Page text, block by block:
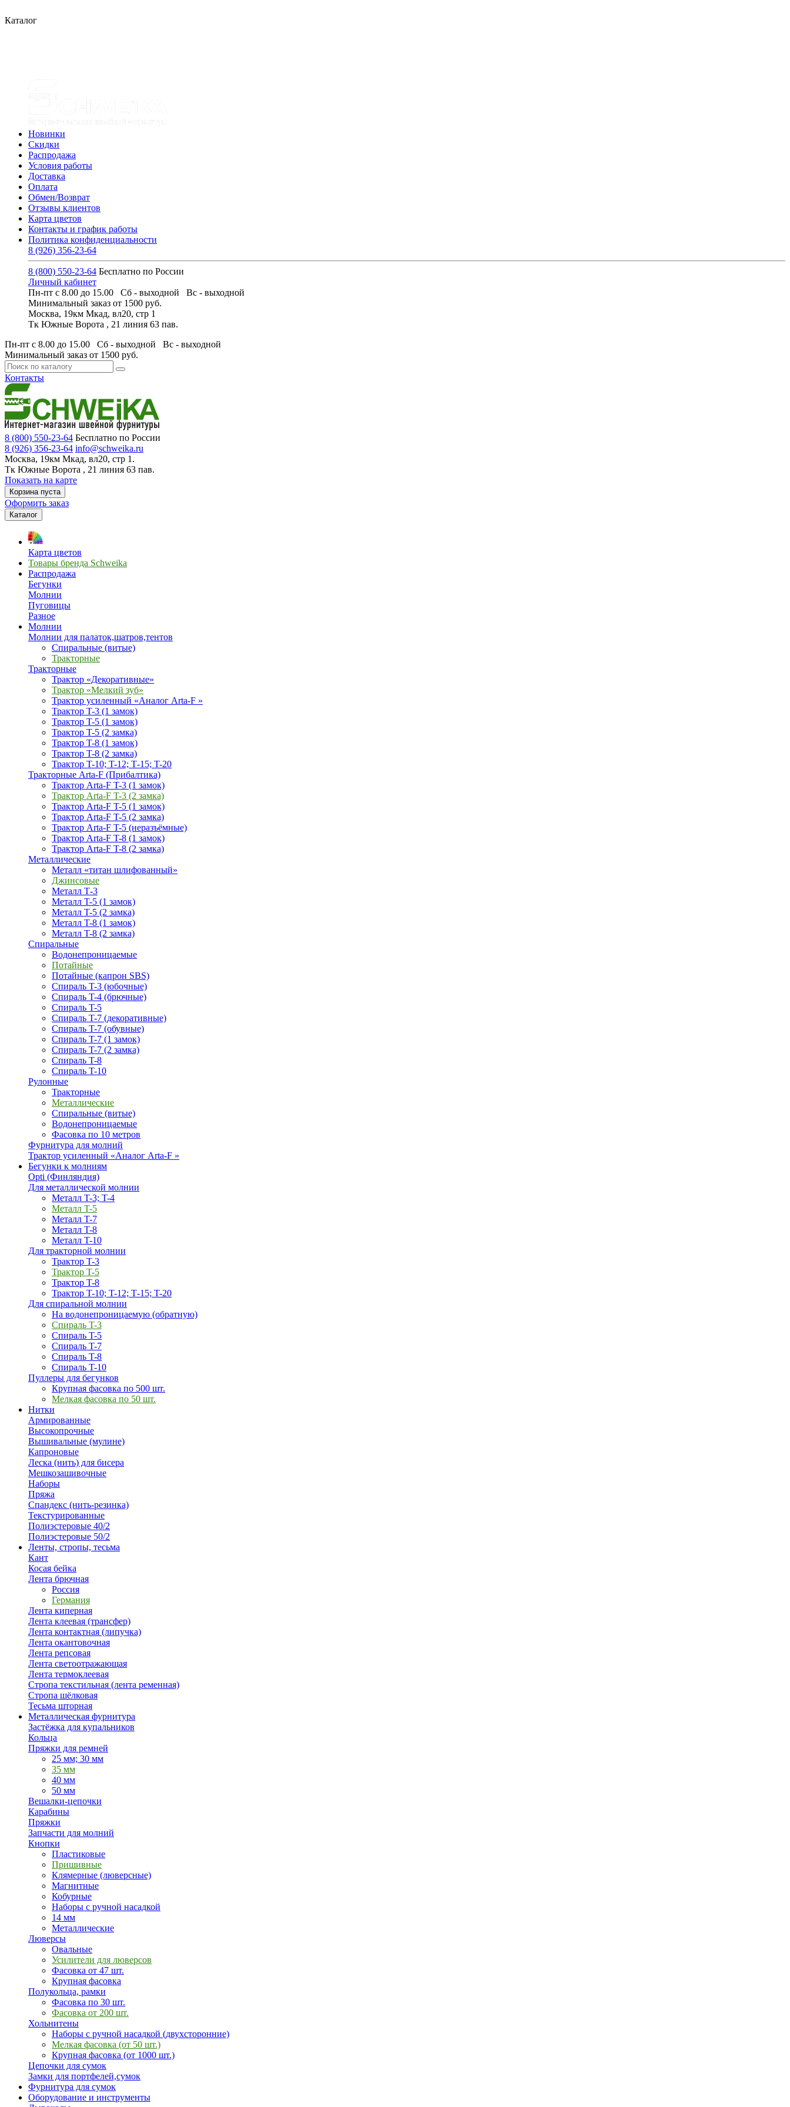
Каталог
Новинки
Скидки
Распродажа
Условия работы
Доставка
Оплата
Обмен/Возврат
Отзывы клиентов
Карта цветов
Контакты и график работы
Политика конфиденциальности
8 (926) 356-23-64
8 (800) 550-23-64 Бесплатно по России
Личный кабинет
Пн-пт с 8.00 до 15.00 Сб - выходной Вс - выходной
Минимальный заказ от 1500 руб.
Москва, 19км Мкад, вл20, стр 1
Тк Южные Ворота , 21 линия 63 пав.
Пн-пт с 8.00 до 15.00 Сб - выходной Вс - выходной
Минимальный заказ от 1500 руб.
Контакты
8 (800) 550-23-64 Бесплатно по России
8 (926) 356-23-64 info@schweika.ru
Москва, 19км Мкад, вл20, стр 1.
Тк Южные Ворота , 21 линия 63 пав.
Показать на карте
Корзина пуста
Оформить заказ
Каталог
Карта цветов
Товары бренда Schweika
Распродажа
Бегунки
Молнии
Пуговицы
Разное
Молнии
Молнии для палаток,шатров,тентов
Спиральные (витые)
Тракторные
Тракторные
Трактор «Декоративные»
Трактор «Мелкий зуб»
Трактор усиленный «Аналог Arta-F »
Трактор T-3 (1 замок)
Трактор T-5 (1 замок)
Трактор T-5 (2 замка)
Трактор T-8 (1 замок)
Трактор T-8 (2 замка)
Трактор T-10; T-12; Т-15; T-20
Тракторные Arta-F (Прибалтика)
Трактор Arta-F T-3 (1 замок)
Трактор Arta-F T-3 (2 замка)
Трактор Arta-F T-5 (1 замок)
Трактор Arta-F T-5 (2 замка)
Трактор Arta-F T-5 (неразъёмные)
Трактор Arta-F T-8 (1 замок)
Трактор Arta-F T-8 (2 замка)
Металлические
Металл «титан шлифованный»
Джинсовые
Металл Т-3
Металл T-5 (1 замок)
Металл T-5 (2 замка)
Металл T-8 (1 замок)
Металл T-8 (2 замка)
Спиральные
Водонепроницаемые
Потайные
Потайные (капрон SBS)
Спираль T-3 (юбочные)
Спираль T-4 (брючные)
Спираль T-5
Спираль T-7 (декоративные)
Спираль T-7 (обувные)
Спираль T-7 (1 замок)
Спираль T-7 (2 замка)
Спираль T-8
Спираль T-10
Рулонные
Тракторные
Металлические
Спиральные (витые)
Водонепроницаемые
Фасовка по 10 метров
Фурнитура для молний
Трактор усиленный «Аналог Arta-F »
Бегунки к молниям
Opti (Финляндия)
Для металлической молнии
Металл T-3; T-4
Металл T-5
Металл T-7
Металл T-8
Металл T-10
Для тракторной молнии
Трактор T-3
Трактор T-5
Трактор T-8
Трактор T-10; T-12; Т-15; T-20
Для спиральной молнии
На водонепроницаемую (обратную)
Спираль T-3
Спираль T-5
Спираль T-7
Спираль T-8
Спираль T-10
Пуллеры для бегунков
Крупная фасовка по 500 шт.
Мелкая фасовка по 50 шт.
Нитки
Армированные
Высокопрочные
Вышивальные (мулине)
Капроновые
Леска (нить) для бисера
Мешкозашивочные
Наборы
Пряжа
Спандекс (нить-резинка)
Текстурированные
Полиэстеровые 40/2
Полиэстеровые 50/2
Ленты, стропы, тесьма
Кант
Косая бейка
Лента брючная
Россия
Германия
Лента киперная
Лента клеевая (трансфер)
Лента контактная (липучка)
Лента окантовочная
Лента репсовая
Лента светоотражающая
Лента термоклеевая
Стропа текстильная (лента ременная)
Стропа шёлковая
Тесьма шторная
Металлическая фурнитура
Застёжка для купальников
Кольца
Пряжки для ремней
25 мм; 30 мм
35 мм
40 мм
50 мм
Вешалки-цепочки
Карабины
Пряжки
Запчасти для молний
Кнопки
Пластиковые
Пришивные
Клямерные (люверсные)
Магнитные
Кобурные
Наборы с ручной насадкой
14 мм
Металлические
Люверсы
Овальные
Усилители для люверсов
Фасовка от 47 шт.
Крупная фасовка
Полукольца, рамки
Фасовка по 30 шт.
Фасовка от 200 шт.
Хольнитены
Наборы с ручной насадкой (двухсторонние)
Мелкая фасовка (от 50 шт.)
Крупная фасовка (от 1000 шт.)
Цепочки для сумок
Замки для портфелей,сумок
Фурнитура для сумок
Оборудование и инструменты